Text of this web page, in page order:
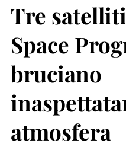
Tre
Space
bruciano
atmosfera